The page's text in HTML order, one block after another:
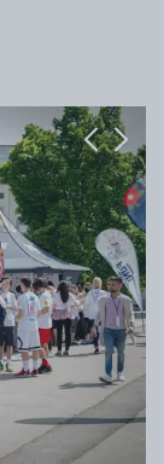
Previous
Next